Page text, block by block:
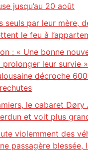
jusqu’au 20 août
seuls par leur mère,
le feu à
: « Une bonne
leur survie
décroche
le cabaret Døry
et voit plus
violemment des
passagère blessée,